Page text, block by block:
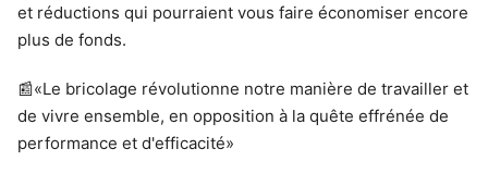
et réductions qui pourraient vous faire économiser encore
plus de fonds.
📰«Le bricolage révolutionne notre manière de travailler et
de vivre ensemble, en opposition à la quête effrénée de
performance et d'efficacité»